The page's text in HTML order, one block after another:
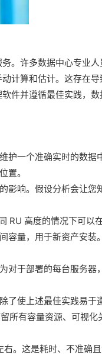
。许多数据中心专业人
计算和估计。这存在导
件并遵循最佳实践，数
护一个准确实时的数据
置。
影响。假设分析会让您
RU 高度的情况下可以
容量，用于新资产安装
对于部署的每台服务器
了使上述最佳实践易于
所有容量资源、可视化
右。这是耗时、不准确